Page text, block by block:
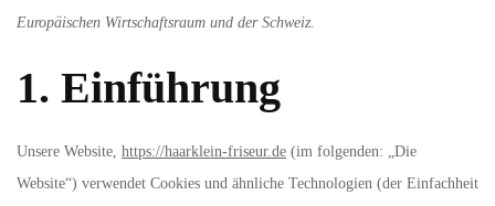
Europäischen Wirtschaftsraum und der Schweiz.
1. Einführung
Unsere Website, https://haarklein-friseur.de (im folgenden: „Die
Website“) verwendet Cookies und ähnliche Technologien (der Einfachheit